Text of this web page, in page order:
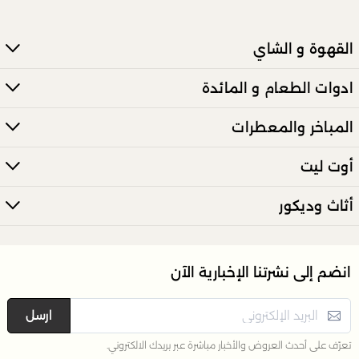
القهوة و الشاي
ادوات الطعام و المائدة
المباخر والمعطرات
أوت ليت
أثاث وديكور
انضم إلى نشرتنا الإخبارية الآن
ارسل
تعرّف على أحدث العروض والأخبار مباشرة عبر بريدك الالكتروني.